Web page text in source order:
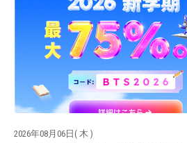
2026年08月06日( 木 )